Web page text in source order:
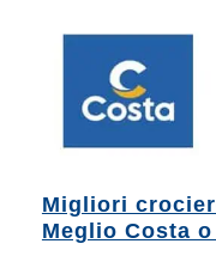
Migliori
Meglio Costa o